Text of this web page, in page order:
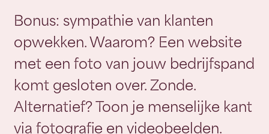
Bonus: sympathie van klanten
opwekken. Waarom? Een website
met een foto van jouw bedrijfspand
komt gesloten over. Zonde.
Alternatief? Toon je menselijke kant
via fotografie en videobeelden.